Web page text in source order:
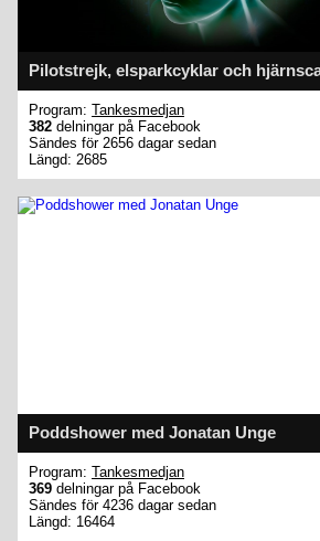
Pilotstrejk, elsparkcyklar och
Program: Tankesmedjan
382 delningar på Facebook
Sändes för 2656 dagar sedan
Längd: 2685
Poddshower med Jonatan Unge
Program: Tankesmedjan
369 delningar på Facebook
Sändes för 4236 dagar sedan
Längd: 16464